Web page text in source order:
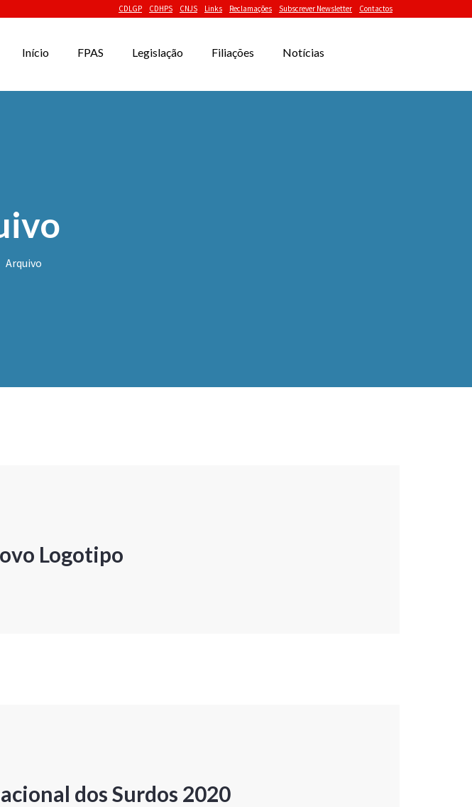
CDLGP CDHPS CNJS Links Reclamações Subscrever Newsletter Contactos
Início FPAS Legislação Filiações Notícias
Arquivo
Logotipo
dos Surdos 2020